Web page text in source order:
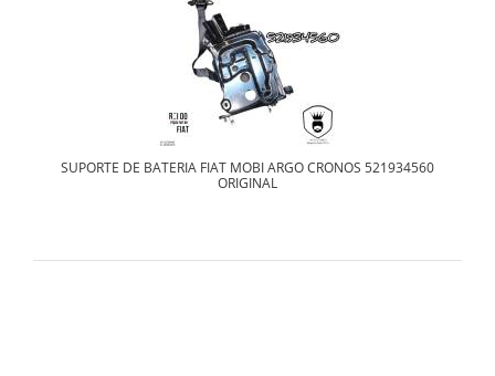
SUPORTE DE BATERIA FIAT MOBI ARGO CRONOS 521934560
ORIGINAL